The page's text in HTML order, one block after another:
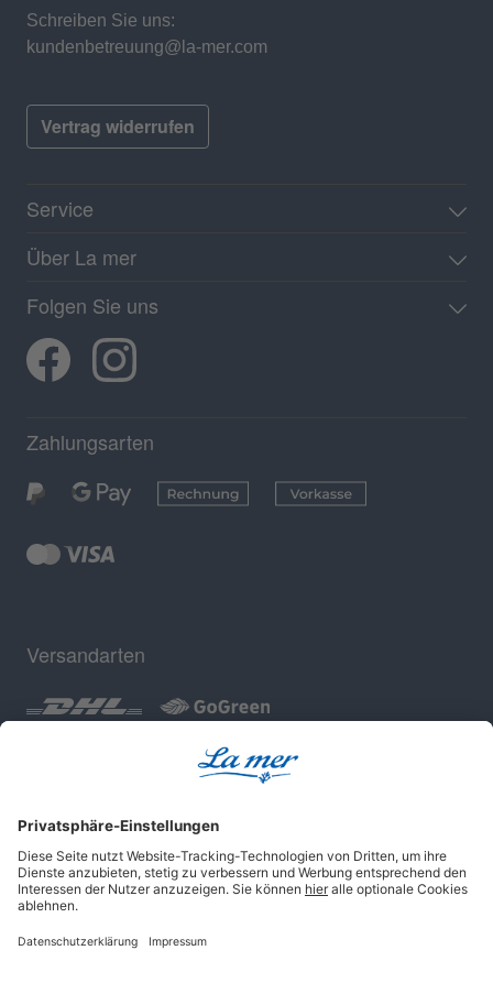
Schreiben Sie uns:
kundenbetreuung@la-mer.com
Vertrag widerrufen
Service
Über La mer
Folgen Sie uns
Zahlungsarten
Versandarten